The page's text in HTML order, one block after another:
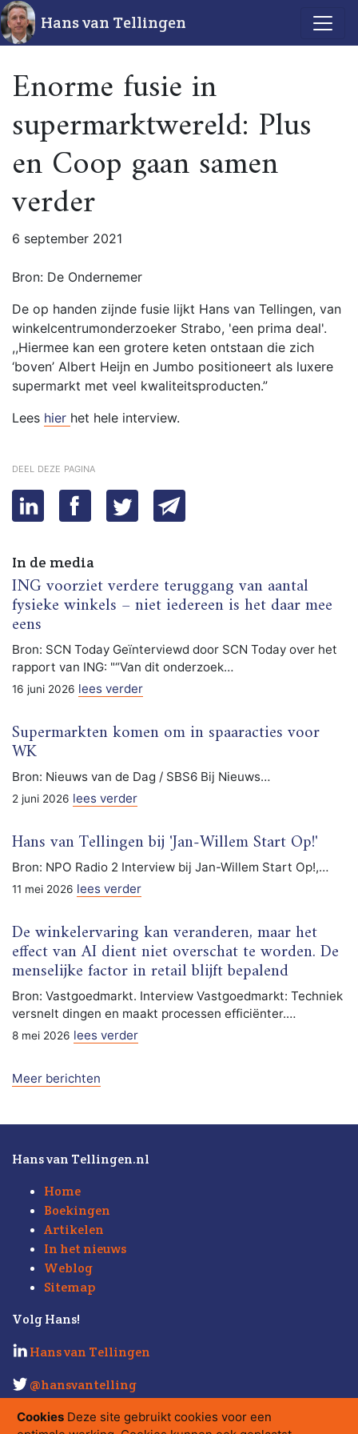
Hans van Tellingen
Enorme fusie in
supermarktwereld: Plus
en Coop gaan samen
verder
6 september 2021
Bron: De Ondernemer
De op handen zijnde fusie lijkt Hans van Tellingen, van
winkelcentrumonderzoeker Strabo, 'een prima deal'.
,,Hiermee kan een grotere keten ontstaan die zich
‘boven’ Albert Heijn en Jumbo positioneert als luxere
supermarkt met veel kwaliteitsproducten.”
Lees hier het hele interview.
deel deze pagina
In de media
ING voorziet verdere teruggang van aantal
fysieke winkels – niet iedereen is het daar mee
eens
Bron: SCN Today Geïnterviewd door SCN Today over het
rapport van ING: "“Van dit onderzoek…
16 juni 2026 lees verder
Supermarkten komen om in spaaracties voor
WK
Bron: Nieuws van de Dag / SBS6 Bij Nieuws…
2 juni 2026 lees verder
Hans van Tellingen bij 'Jan-Willem Start Op!'
Bron: NPO Radio 2 Interview bij Jan-Willem Start Op!,…
11 mei 2026 lees verder
De winkelervaring kan veranderen, maar het
effect van AI dient niet overschat te worden. De
menselijke factor in retail blijft bepalend
Bron: Vastgoedmarkt. Interview Vastgoedmarkt: Techniek
versnelt dingen en maakt processen efficiënter.…
8 mei 2026 lees verder
Meer berichten
Hans van Tellingen.nl
Home
Boekingen
Artikelen
In het nieuws
Weblog
Sitemap
Volg Hans!
Hans van Tellingen
@hansvantelling
Kijk ook eens opStrabo.nl.
Cookies Deze site gebruikt cookies voor een